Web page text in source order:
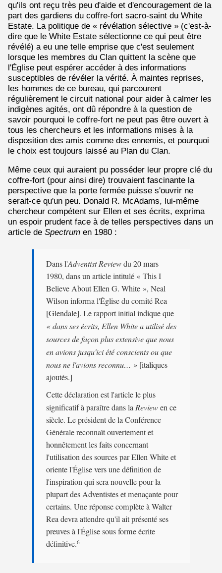
qu'ils ont reçu très peu d'aide et d'encouragement de la
part des gardiens du coffre-fort sacro-saint du White
Estate. La politique de « révélation sélective » (c'est-à-
dire que le White Estate sélectionne ce qui peut être
révélé) a eu une telle emprise que c'est seulement
lorsque les membres du Clan quittent la scène que
l'Église peut espérer accéder à des informations
susceptibles de révéler la vérité. À maintes reprises,
les hommes de ce bureau, qui parcourent
régulièrement le circuit national pour aider à calmer les
indigènes agités, ont dû répondre à la question de
savoir pourquoi le coffre-fort ne peut pas être ouvert à
tous les chercheurs et les informations mises à la
disposition des amis comme des ennemis, et pourquoi
le choix est toujours laissé au Plan du Clan.
Même ceux qui auraient pu posséder leur propre clé du
coffre-fort (pour ainsi dire) trouvaient fascinante la
perspective que la porte fermée puisse s'ouvrir ne
serait-ce qu'un peu. Donald R. McAdams, lui-même
chercheur compétent sur Ellen et ses écrits, exprima
un espoir prudent face à de telles perspectives dans un
article de Spectrum en 1980 :
Dans l'Adventist Reviewdu 20 mars
1980, dans un article intitulé « This I
Believe About Ellen G. White », Neal
Wilson informa l'Église du comité Rea
[Glendale]. Le rapport initial indique que
« dans ses écrits, Ellen White a utilisé des
sources de façon plus extensive que nous
en avions jusqu'ici été conscients ou que
nous ne l'avions reconnu… »[italiques
ajoutés.]
Cette déclaration est l'article le plus
significatif à paraître dans la Reviewen ce
siècle. Le président de la Conférence
Générale reconnaît ouvertement et
honnêtement les faits concernant
l'utilisation des sources par Ellen White et
oriente l'Église vers une définition de
l'inspiration qui sera nouvelle pour la
plupart des Adventistes et menaçante pour
certains. Une réponse complète à Walter
Rea devra attendre qu'il ait présenté ses
preuves à l'Église sous forme écrite
définitive.6